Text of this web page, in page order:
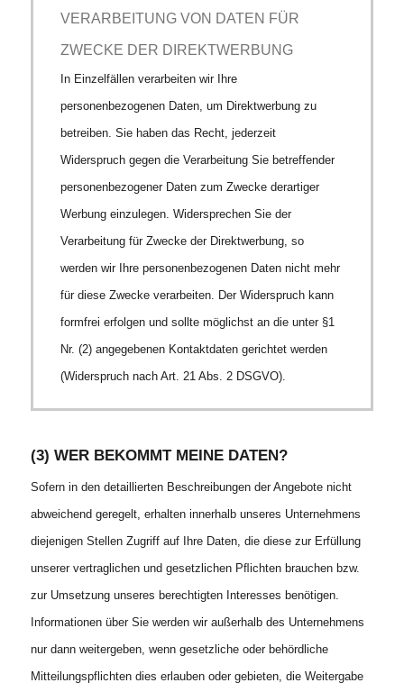
VERARBEITUNG VON DATEN FÜR
ZWECKE DER DIREKTWERBUNG
In Einzelfällen verarbeiten wir Ihre
personenbezogenen Daten, um Direktwerbung zu
betreiben. Sie haben das Recht, jederzeit
Widerspruch gegen die Verarbeitung Sie betreffender
personenbezogener Daten zum Zwecke derartiger
Werbung einzulegen. Widersprechen Sie der
Verarbeitung für Zwecke der Direktwerbung, so
werden wir Ihre personenbezogenen Daten nicht mehr
für diese Zwecke verarbeiten. Der Widerspruch kann
formfrei erfolgen und sollte möglichst an die unter §1
Nr. (2) angegebenen Kontaktdaten gerichtet werden
(Widerspruch nach Art. 21 Abs. 2 DSGVO).
(3) WER BEKOMMT MEINE DATEN?
Sofern in den detaillierten Beschreibungen der Angebote nicht
abweichend geregelt, erhalten innerhalb unseres Unternehmens
diejenigen Stellen Zugriff auf Ihre Daten, die diese zur Erfüllung
unserer vertraglichen und gesetzlichen Pﬂichten brauchen bzw.
zur Umsetzung unseres berechtigten Interesses benötigen.
Informationen über Sie werden wir außerhalb des Unternehmens
nur dann weitergeben, wenn gesetzliche oder behördliche
Mitteilungspflichten dies erlauben oder gebieten, die Weitergabe